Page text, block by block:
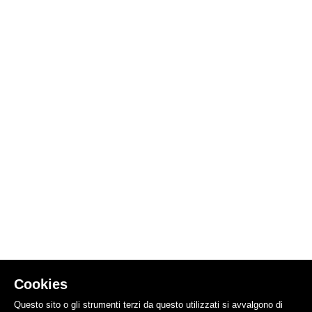
Cookies
Questo sito o gli strumenti terzi da questo utilizzati si avvalgono di